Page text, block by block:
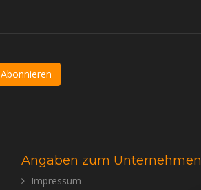
Abonnieren
Angaben zum Unternehmen
Impressum